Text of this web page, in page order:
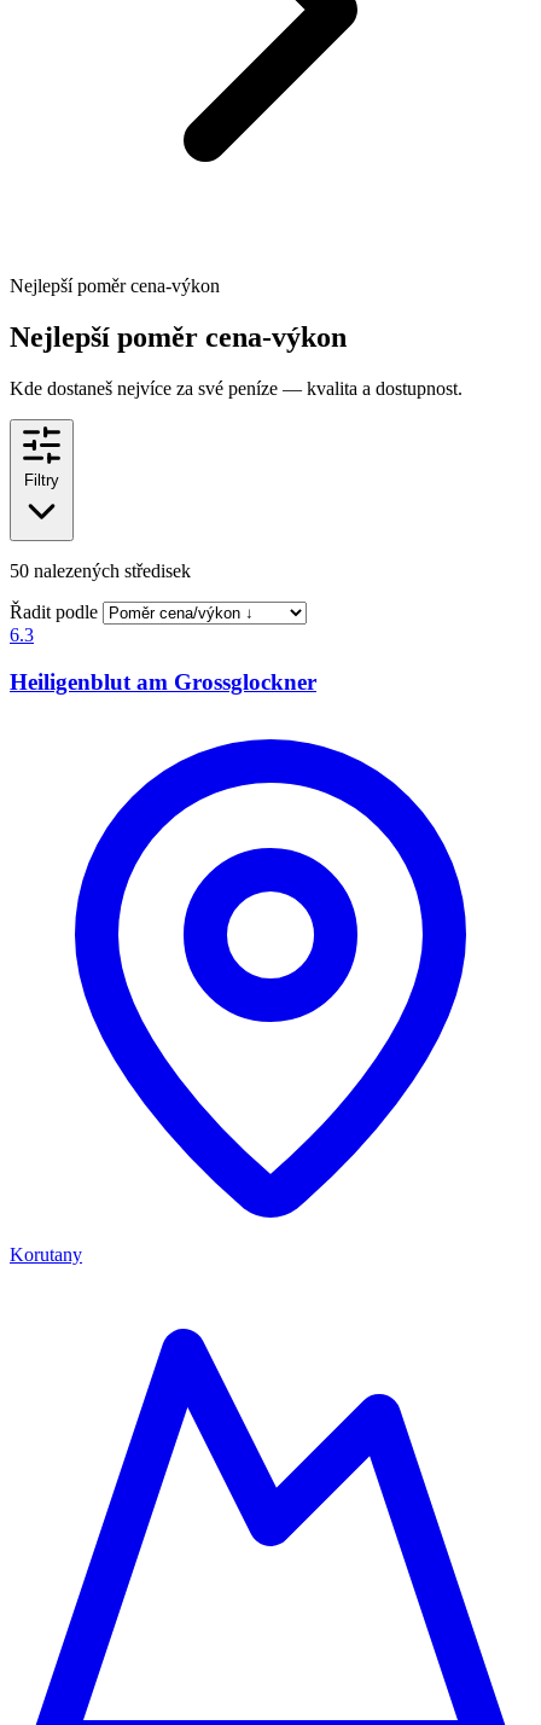
Nejlepší poměr cena-výkon
Nejlepší poměr cena-výkon
Kde dostaneš nejvíce za své peníze — kvalita a dostupnost.
Filtry
50 nalezených středisek
Řadit podle
6.3
Heiligenblut am Grossglockner
Korutany